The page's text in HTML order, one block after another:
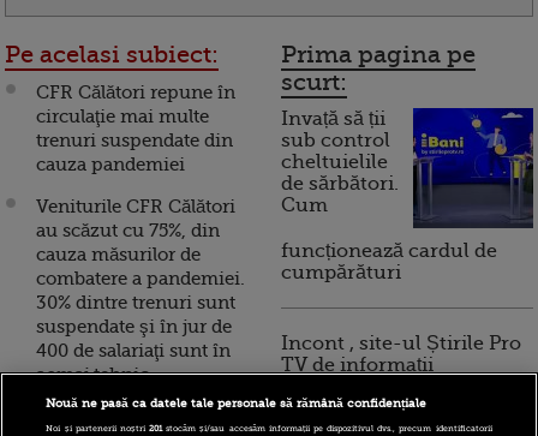
Pe acelasi subiect:
CFR Călători repune în
circulaţie mai multe
trenuri suspendate din
cauza pandemiei
Veniturile CFR Călători
au scăzut cu 75%, din
cauza măsurilor de
combatere a pandemiei.
30% dintre trenuri sunt
suspendate şi în jur de
400 de salariaţi sunt în
şomaj tehnic
Prima pagina pe
scurt:
Invață să ții
sub control
cheltuielile
de sărbători.
Cum
funcționează cardul de
cumpărături
Incont , site-ul Știrile Pro
TV de informații
financiară, a devenit iBani
Nouă ne pasă ca datele tale personale să rămână confidențiale
Noi și partenerii noștri201stocăm și/sau accesăm informații pe dispozitivul dvs., precum identificatorii